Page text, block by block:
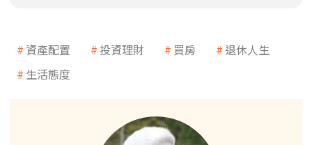
資產配置 投資理財 買房
退休人生
生活態度